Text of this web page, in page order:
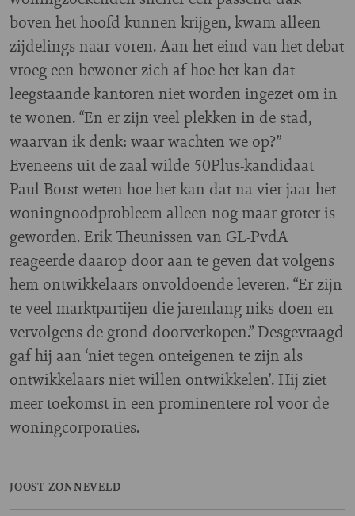
boven het hoofd kunnen krijgen, kwam alleen
zijdelings naar voren. Aan het eind van het debat
vroeg een bewoner zich af hoe het kan dat
leegstaande kantoren niet worden ingezet om in
te wonen. “En er zijn veel plekken in de stad,
waarvan ik denk: waar wachten we op?”
Eveneens uit de zaal wilde 50Plus-kandidaat
Paul Borst weten hoe het kan dat na vier jaar het
woningnoodprobleem alleen nog maar groter is
geworden. Erik Theunissen van GL-PvdA
reageerde daarop door aan te geven dat volgens
hem ontwikkelaars onvoldoende leveren. “Er zijn
te veel marktpartijen die jarenlang niks doen en
vervolgens de grond doorverkopen.” Desgevraagd
gaf hij aan ‘niet tegen onteigenen te zijn als
ontwikkelaars niet willen ontwikkelen’. Hij ziet
meer toekomst in een prominentere rol voor de
woningcorporaties.
JOOST ZONNEVELD